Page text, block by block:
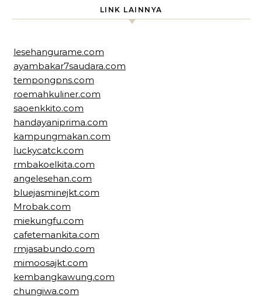
LINK LAINNYA
lesehangurame.com
ayambakar7saudara.com
tempongpns.com
roemahkuliner.com
saoenkkito.com
handayaniprima.com
kampungmakan.com
luckycatck.com
rmbakoelkita.com
angelesehan.com
bluejasminejkt.com
Mrobak.com
miekungfu.com
cafetemankita.com
rmjasabundo.com
mimoosajkt.com
kembangkawung.com
chungiwa.com